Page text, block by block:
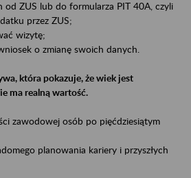
od ZUS lub do formularza PIT 40A, czyli
przez ZUS;
wizytę;
o zmianę swoich danych.
która pokazuje, że wiek jest
ma realną wartość.
zawodowej osób po pięćdziesiątym
planowania kariery i przyszłych